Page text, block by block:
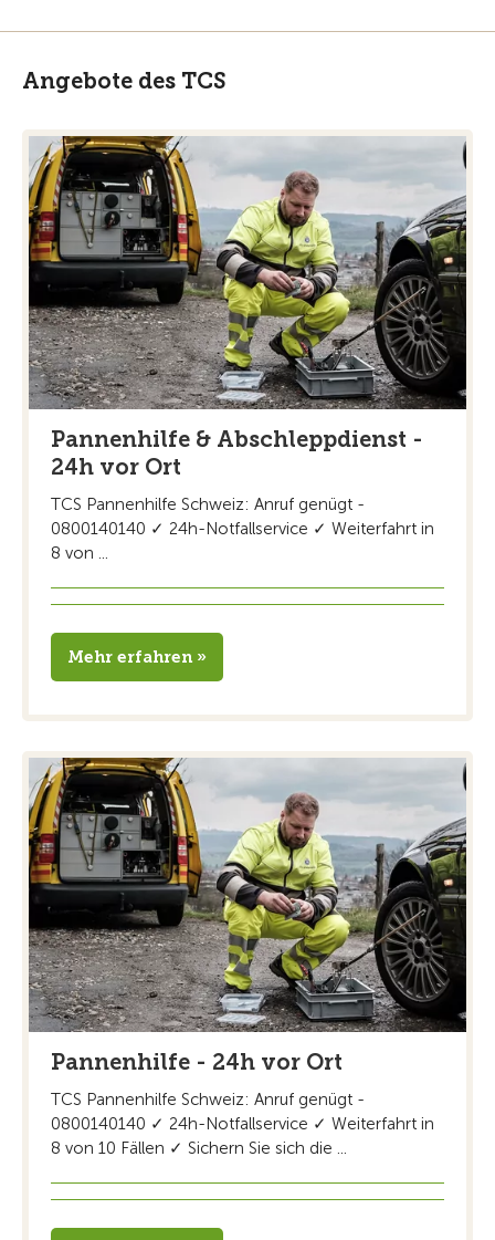
Angebote des TCS
Pannenhilfe & Abschleppdienst -
24h vor Ort
TCS Pannenhilfe Schweiz: Anruf genügt -
0800140140 ✓ 24h-Notfallservice ✓ Weiterfahrt in
8 von ...
Mehr erfahren »
Pannenhilfe - 24h vor Ort
TCS Pannenhilfe Schweiz: Anruf genügt -
0800140140 ✓ 24h-Notfallservice ✓ Weiterfahrt in
8 von 10 Fällen ✓ Sichern Sie sich die ...